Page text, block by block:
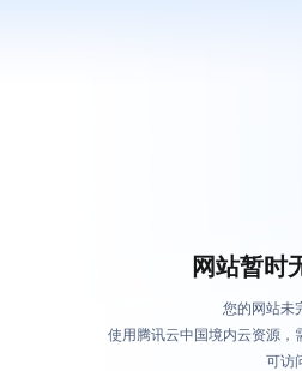
网站暂时
您的网站未
使用腾讯云中国境内云资源，
可访